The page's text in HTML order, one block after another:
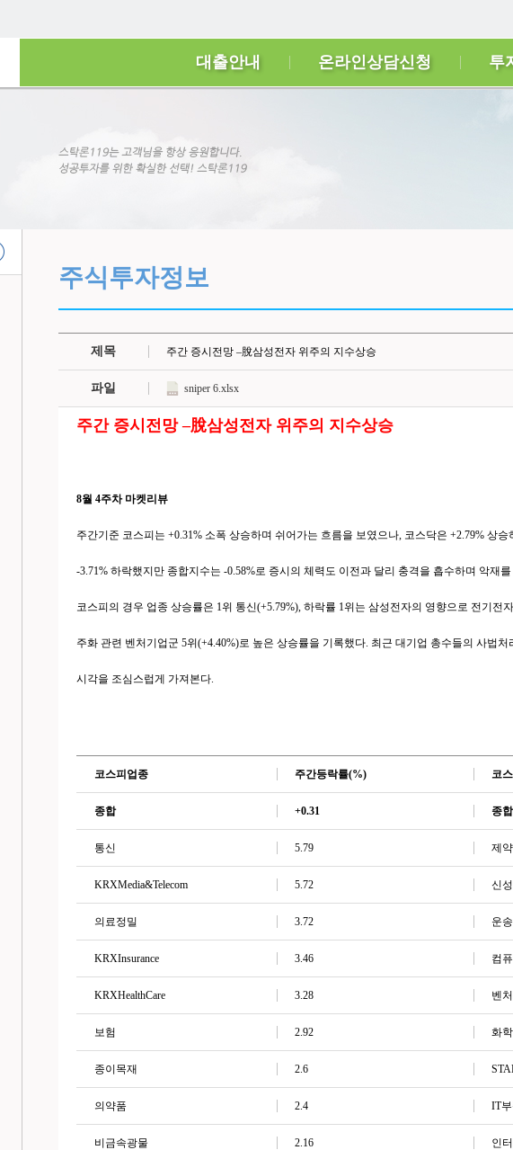
대출안내 온라인상담신청 투
주식투자정보
제목 주간 증시전망 –脫삼성전자 위주의 지수상승
파일 sniper 6.xlsx
주간 증시전망 –脫삼성전자 위주의 지수상승
8월 4주차 마켓리뷰
주간기준 코스피는 +0.31% 소폭 상승하며 쉬어가는 흐름을 보였으나, 코스닥은 +2.79% 상
-3.71% 하락했지만 종합지수는 -0.58%로 증시의 체력도 이전과 달리 충격을 흡수하며 악재
코스피의 경우 업종 상승률은 1위 통신(+5.79%), 하락률 1위는 삼성전자의 영향으로 전기전
주화 관련 벤처기업군 5위(+4.40%)로 높은 상승률을 기록했다. 최근 대기업 총수들의 사법
시각을 조심스럽게 가져본다.
코스피업종 주간등락률(%) 코
종합 +0.31 종합
통신 5.79 제약
KRXMedia&Telecom 5.72 신
의료정밀 3.72 운송
KRXInsurance 3.46 컴
KRXHealthCare 3.28 벤
보험 2.92 화학
종이목재 2.6
의약품 2.4 IT
비금속광물 2.16 인